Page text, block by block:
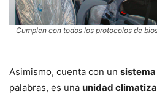
Cumplen con todos los protocolos de
Asimismo, cuenta con un
palabras, es una unidad